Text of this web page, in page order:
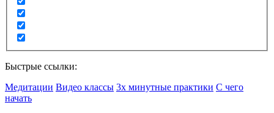
Быстрые ссылки:
Медитации Видео классы 3х минутные практики С чего
начать